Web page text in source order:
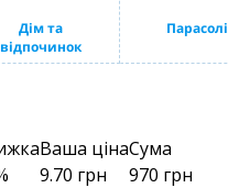
Дім та
відпочинок
Парасолі
Ваша цінаСума
9.70 грн 970 грн